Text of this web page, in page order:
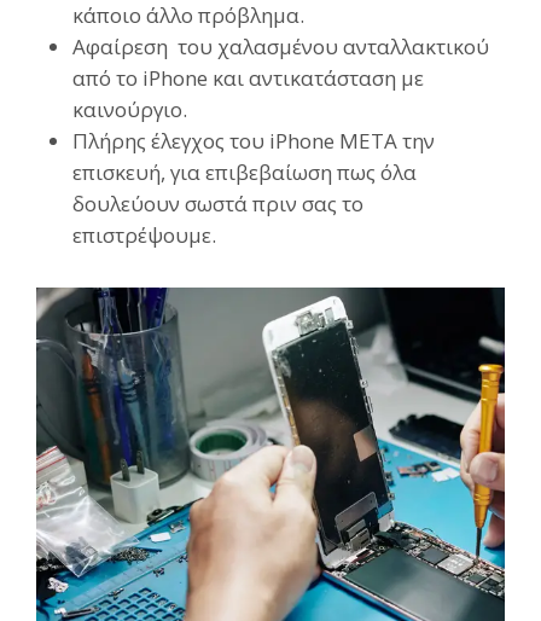
κάποιο άλλο πρόβλημα.
Αφαίρεση του χαλασμένου ανταλλακτικού
από το iPhone και αντικατάσταση με
καινούργιο.
Πλήρης έλεγχος του iPhone ΜΕΤΑ την
επισκευή, για επιβεβαίωση πως όλα
δουλεύουν σωστά πριν σας το
επιστρέψουμε.